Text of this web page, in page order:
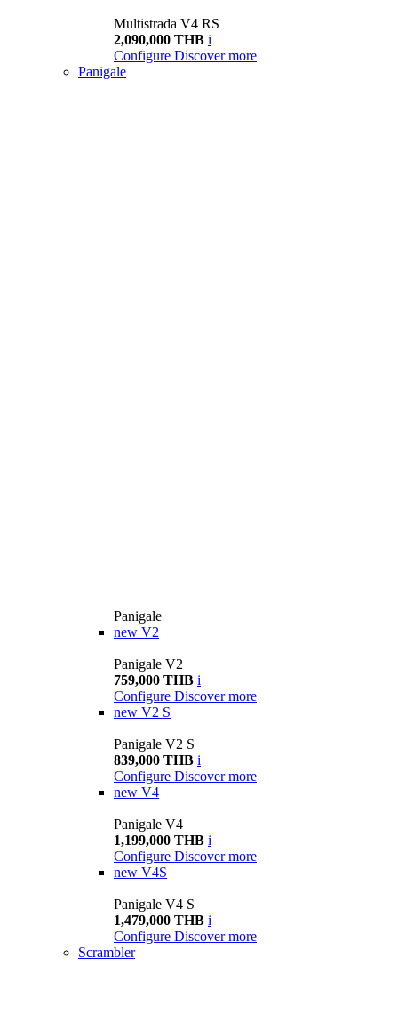
Multistrada V4 RS
2,090,000 THB i
Configure Discover more
Panigale
Panigale
new V2
Panigale V2
759,000 THB i
Configure Discover more
new V2 S
Panigale V2 S
839,000 THB i
Configure Discover more
new V4
Panigale V4
1,199,000 THB i
Configure Discover more
new V4S
Panigale V4 S
1,479,000 THB i
Configure Discover more
Scrambler